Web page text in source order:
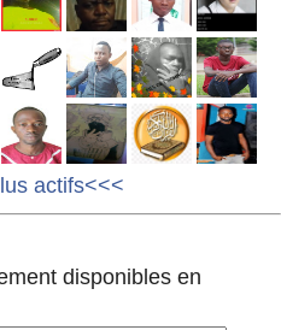
actifs<<<
disponibles en